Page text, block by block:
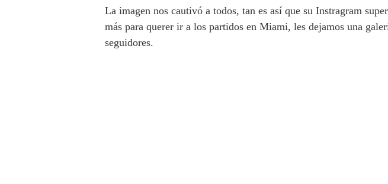
La imagen nos cautivó a todos, tan es así que su Instragram
más para querer ir a los partidos en Miami, les dejamos una
seguidores.